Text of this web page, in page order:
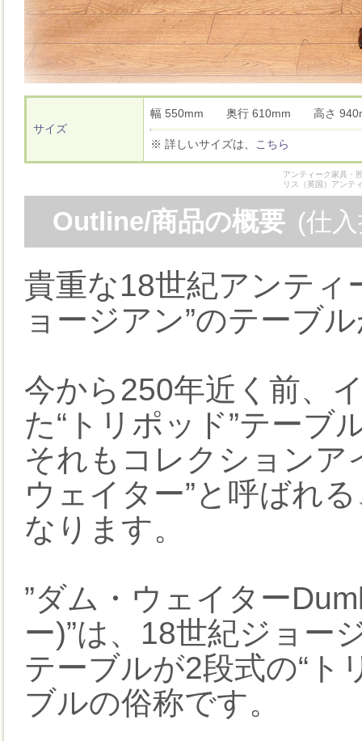
サイズ
幅 550mm 奥行 610mm 高さ
※ 詳しいサイズは、 こちら
アンティーク家具・
リス（英国）アンテ
Outline/商品の概要 (仕
貴重な18世紀アンティ
ョージアン”のテーブ
今から250年近く前、
た“トリポッド”テーブ
それもコレクションア
ウェイター”と呼ばれ
なります。
”ダム・ウェイター
ー)”は、18世紀ジョー
テーブルが2段式の“ト
ブルの俗称です。